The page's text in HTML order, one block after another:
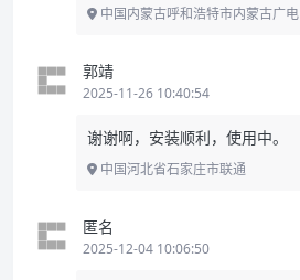
中国内蒙古呼和浩特市内蒙古广电
郭靖
2025-11-26 10:40:54
谢谢啊，安装顺利，使用中。
中国河北省石家庄市联通
匿名
2025-12-04 10:06:50